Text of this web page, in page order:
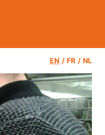
EN FR NL